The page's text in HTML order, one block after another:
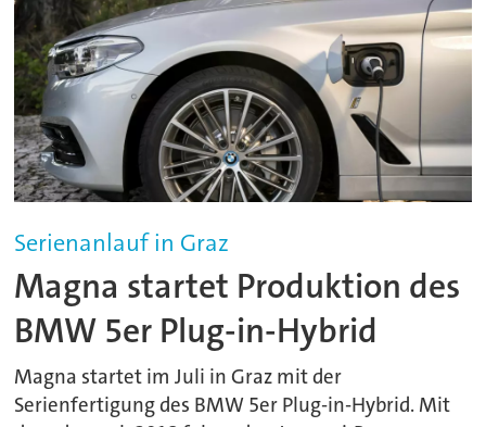
Serienanlauf in Graz
Magna startet Produktion des
BMW 5er Plug-in-Hybrid
Magna startet im Juli in Graz mit der
Serienfertigung des BMW 5er Plug-in-Hybrid. Mit